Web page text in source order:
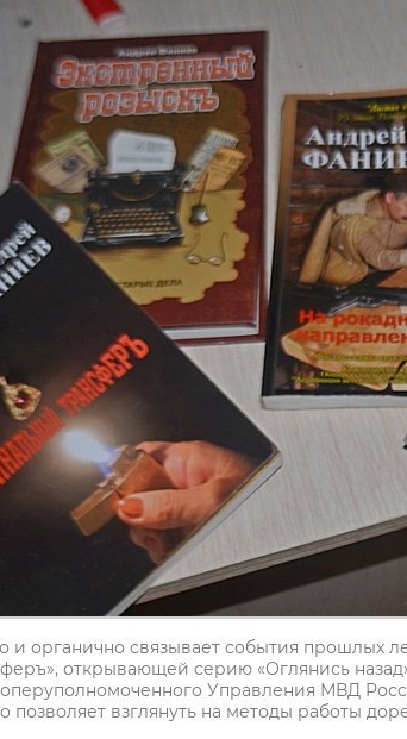
и органично связывает события прошлых
открывающей серию «Оглянись
Управления МВД
позволяет взглянуть на методы работы